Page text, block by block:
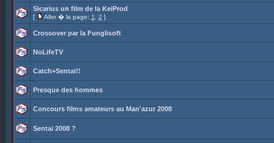
Sicarius un film de la KeiProd
[ Aller � la page: 1 2 ]
Crossover par la Funglisoft
NoLifeTV
Catch+Sentai!!
Presque des hommes
Concours films amateurs au Man'azur 2008
Sentai 2008 ?